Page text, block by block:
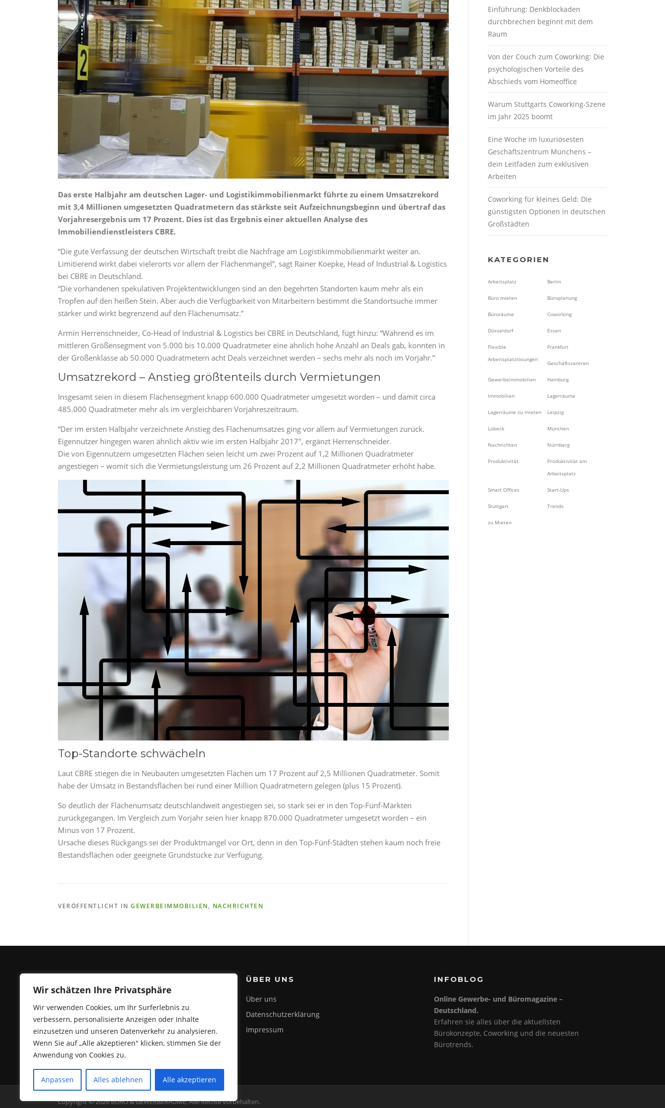
Wir schätzen Ihre Privatsphäre
Wir verwenden Cookies, um Ihr Surferlebnis zu
verbessern, personalisierte Anzeigen oder Inhalte
einzusetzen und unseren Datenverkehr zu analysieren.
Wenn Sie auf „Alle akzeptieren" klicken, stimmen Sie der
Anwendung von Cookies zu.
Anpassen Alles ablehnen Alle akzeptieren
Das erste Halbjahr am deutschen Lager- und Logistikimmobilienmarkt führte zu einem Umsatzrekord
mit 3,4 Millionen umgesetzten Quadratmetern das stärkste seit Aufzeichnungsbeginn und übertraf das
Vorjahresergebnis um 17 Prozent. Dies ist das Ergebnis einer aktuellen Analyse des
Immobiliendienstleisters CBRE.
“Die gute Verfassung der deutschen Wirtschaft treibt die Nachfrage am Logistikimmobilienmarkt weiter an.
Limitierend wirkt dabei vielerorts vor allem der Flächenmangel”, sagt Rainer Koepke, Head of Industrial & Logistics
bei CBRE in Deutschland.
“Die vorhandenen spekulativen Projektentwicklungen sind an den begehrten Standorten kaum mehr als ein
Tropfen auf den heißen Stein. Aber auch die Verfügbarkeit von Mitarbeitern bestimmt die Standortsuche immer
stärker und wirkt begrenzend auf den Flächenumsatz.”
Armin Herrenschneider, Co-Head of Industrial & Logistics bei CBRE in Deutschland, fügt hinzu: “Während es im
mittleren Größensegment von 5.000 bis 10.000 Quadratmeter eine ähnlich hohe Anzahl an Deals gab, konnten in
der Größenklasse ab 50.000 Quadratmetern acht Deals verzeichnet werden – sechs mehr als noch im Vorjahr.”
Umsatzrekord – Anstieg größtenteils durch Vermietungen
Insgesamt seien in diesem Flächensegment knapp 600.000 Quadratmeter umgesetzt worden – und damit circa
485.000 Quadratmeter mehr als im vergleichbaren Vorjahreszeitraum.
“Der im ersten Halbjahr verzeichnete Anstieg des Flächenumsatzes ging vor allem auf Vermietungen zurück.
Eigennutzer hingegen waren ähnlich aktiv wie im ersten Halbjahr 2017″, ergänzt Herrenschneider.
Die von Eigennutzern umgesetzten Flächen seien leicht um zwei Prozent auf 1,2 Millionen Quadratmeter
angestiegen – womit sich die Vermietungsleistung um 26 Prozent auf 2,2 Millionen Quadratmeter erhöht habe.
Top-Standorte schwächeln
Laut CBRE stiegen die in Neubauten umgesetzten Flächen um 17 Prozent auf 2,5 Millionen Quadratmeter. Somit
habe der Umsatz in Bestandsflächen bei rund einer Million Quadratmetern gelegen (plus 15 Prozent).
So deutlich der Flächenumsatz deutschlandweit angestiegen sei, so stark sei er in den Top-Fünf-Märkten
zurückgegangen. Im Vergleich zum Vorjahr seien hier knapp 870.000 Quadratmeter umgesetzt worden – ein
Minus von 17 Prozent.
Ursache dieses Rückgangs sei der Produktmangel vor Ort, denn in den Top-Fünf-Städten stehen kaum noch freie
Bestandsflächen oder geeignete Grundstücke zur Verfügung.
VERÖFFENTLICHT IN GEWERBEIMMOBILIEN, NACHRICHTEN
Einführung: Denkblockaden
durchbrechen beginnt mit dem
Raum
Von der Couch zum Coworking: Die
psychologischen Vorteile des
Abschieds vom Homeoffice
Warum Stuttgarts Coworking-Szene
im Jahr 2025 boomt
Eine Woche im luxuriösesten
Geschäftszentrum Münchens –
dein Leitfaden zum exklusiven
Arbeiten
Coworking für kleines Geld: Die
günstigsten Optionen in deutschen
Großstädten
KATEGORIEN
Arbeitsplatz Berlin
Büro mieten Büroplanung
Büroräume Coworking
Düsseldorf Essen
Flexible
Arbeitsplatzlösungen
Frankfurt
Geschäftszentren
Gewerbeimmobilien Hamburg
Immobilien Lagerräume
Lagerräume zu mieten Leipzig
Lübeck München
Nachrichten Nürnberg
Produktivität
Produktivität am
Arbeitsplatz
Smart Offices Start-Ups
Stuttgart Trends
zu Mieten
Ein unabhängiger Anbieter von
Immobiliennachrichten, der die neuesten
Brancheninformationen aus Deutschland liefert.
ÜBER UNS
Über uns
Datenschutzerklärung
Impressum
INFOBLOG
Online Gewerbe- und Büromagazine –
Deutschland.
Erfahren sie alles über die aktuellsten
Bürokonzepte, Coworking und die neuesten
Bürotrends.
Copyright © 2026 BÜRO & GEWERBERÄUME. Alle Rechte vorbehalten.